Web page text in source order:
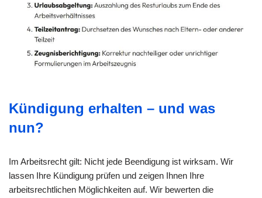
Kündigung erhalten – und was
nun?
Im Arbeitsrecht gilt: Nicht jede Beendigung ist wirksam. Wir
lassen Ihre Kündigung prüfen und zeigen Ihnen Ihre
arbeitsrechtlichen Möglichkeiten auf. Wir bewerten die